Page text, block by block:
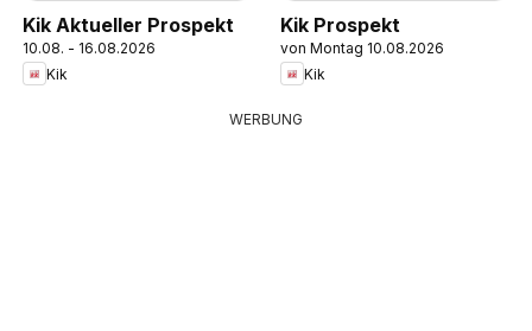
Kik Aktueller Prospekt
10.08. - 16.08.2026
Kik
Kik Prospekt
von Montag 10.08.2026
Kik
WERBUNG